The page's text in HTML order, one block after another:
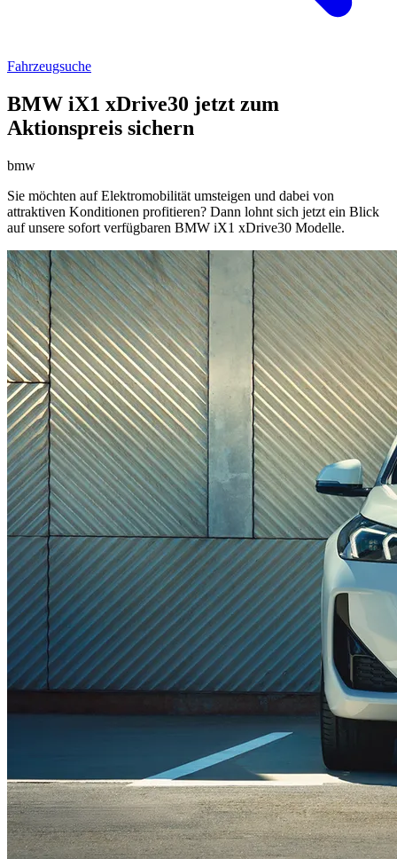
Fahrzeugsuche
BMW iX1 xDrive30 jetzt zum
Aktionspreis sichern
bmw
Sie möchten auf Elektromobilität umsteigen und dabei von
attraktiven Konditionen profitieren? Dann lohnt sich jetzt ein Blick
auf unsere sofort verfügbaren BMW iX1 xDrive30 Modelle.